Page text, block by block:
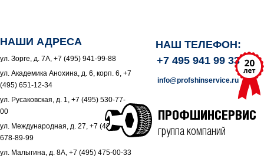
НАШИ АДРЕСА
ул. Зорге, д. 7А, +7 (495) 941-99-88
ул. Академика Анохина, д. 6, корп. 6, +7
(495) 651-12-34
ул. Русаковская, д. 1, +7 (495) 530-77-
00
ул. Международная, д. 27, +7 (495)
678-89-99
ул. Малыгина, д. 8А, +7 (495) 475-00-33
НАШ ТЕЛЕФОН:
+7 495 941 99 33
info@profshinservice.ru
ПРОФШИНСЕРВИС
группа компаний